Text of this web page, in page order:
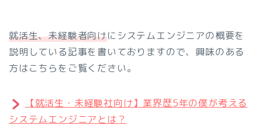
就活生、未経験者向けにシステムエンジニアの概要を
説明している記事を書いておりますので、興味のある
方はこちらをご覧ください。
【就活生・未経験社向け】業界歴5年の僕が考える
システムエンジニアとは？